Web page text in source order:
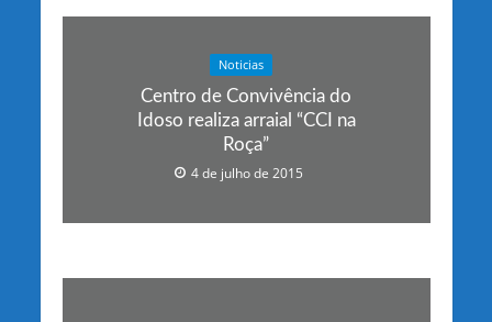
Noticias
Centro de Convivência do
Idoso realiza arraial “CCI na
Roça”
4 de julho de 2015